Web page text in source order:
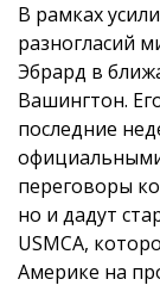
В рамках
разногласий
Эбрард в
Вашингтон.
последние
переговоры
но и дадут
USMCA,
Америке на